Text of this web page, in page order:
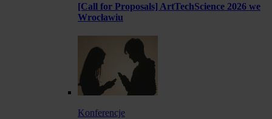
[Call for Proposals] ArtTechScience 2026 we
Wrocławiu
Konferencje